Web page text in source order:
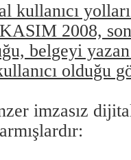
kullanıcı
2008,
belgeyi yazan
olduğu
imzasız